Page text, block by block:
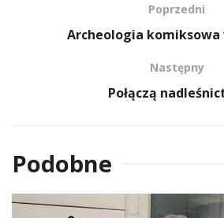
Poprzedni
Archeologia komiksowa
Następny
Połączą
Podobne